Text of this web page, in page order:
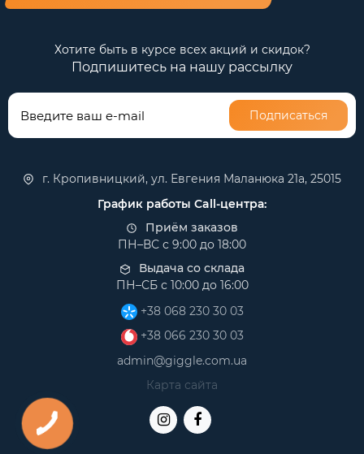
Хотите быть в курсе всех акций и скидок?
Подпишитесь на нашу рассылку
Подписаться
г. Кропивницкий, ул. Евгения Маланюка 21а, 25015
График работы Call-центра:
Приём заказов
ПН–ВС с 9:00 до 18:00
Выдача со склада
ПН–СБ с 10:00 до 16:00
+38 068 230 30 03
+38 066 230 30 03
admin@giggle.com.ua
Карта сайта